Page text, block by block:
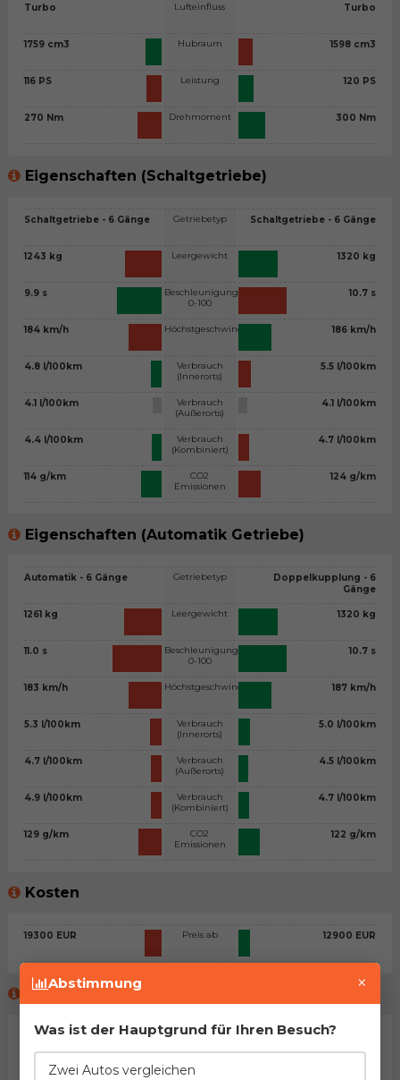
Turbo
1759 cm3
116 PS
270 Nm
Lufteinfluss
Hubraum
Leistung
Drehmoment
Turbo
1598 cm3
120 PS
300 Nm
Eigenschaften (Schaltgetriebe)
Schaltgetriebe - 6 Gänge
1243 kg
9.9 s
184 km/h
4.8 l/100km
4.1 l/100km
4.4 l/100km
114 g/km
Getriebetyp
Leergewicht
Beschleunigung
0-100
Höchstgeschwindigkeit
Verbrauch
(Innerorts)
Verbrauch
(Außerorts)
Verbrauch
(Kombiniert)
CO2
Emissionen
Schaltgetriebe - 6 Gänge
1320 kg
10.7 s
186 km/h
5.5 l/100km
4.1 l/100km
4.7 l/100km
124 g/km
Eigenschaften (Automatik Getriebe)
Automatik - 6 Gänge
1261 kg
11.0 s
183 km/h
5.3 l/100km
4.7 l/100km
4.9 l/100km
129 g/km
Getriebetyp
Leergewicht
Beschleunigung
0-100
Höchstgeschwindigkeit
Verbrauch
(Innerorts)
Verbrauch
(Außerorts)
Verbrauch
(Kombiniert)
CO2
Emissionen
Doppelkupplung - 6
Gänge
1320 kg
10.7 s
187 km/h
5.0 l/100km
4.5 l/100km
4.7 l/100km
122 g/km
Kosten
19300 EUR Preis ab 12900 EUR
Meinung des virtuellen Beraters™
Na, man kann sagen, dass es sich um zwei sehr ähnliche
Abstimmung ×
Was ist der Hauptgrund für Ihren Besuch?
Zwei Autos vergleichen